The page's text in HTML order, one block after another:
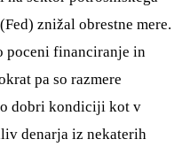
znižal obrestne mere.
poceni financiranje in
pa so razmere
dobri kondiciji kot v
denarja iz nekaterih